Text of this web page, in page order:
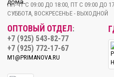
ПН-ЧТ С 09:00 ДО 18:00, ПТ С 09:00 ДО
СУББОТА, ВОСКРЕСЕНЬЕ - ВЫХОДНОЙ
ОПТОВЫЙ ОТДЕЛ:
+7 (925) 543-82-77
+7 (925) 772-17-67
M1@PRIMANOVA.RU